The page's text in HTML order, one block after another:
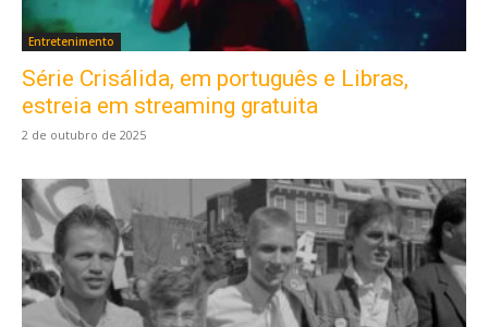
Entretenimento
Série Crisálida, em português e Libras,
estreia em streaming gratuita
2 de outubro de 2025